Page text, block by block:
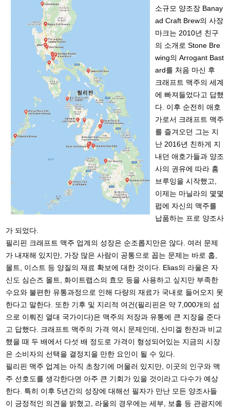
소규모 양조장 Banay
ad Craft Brew의 사장
마크는 2010년 친구
의 소개로 Stone Bre
wing의 Arrogant Bast
ard를 처음 마신 후
크래프트 맥주의 세계
에 빠져들었다고 답했
다. 이후 순전히 애호
가로서 크래프트 맥주
를 즐겨오던 그는 지
난 2016년 친하게 지
내던 애호가들과 양조
사의 권유에 따라 홈
브루잉을 시작했고,
이제는 마닐라의 몇몇
펍에 자신의 맥주를
납품하는 프로 양조사
가 되었다.
필리핀 크래프트 맥주 업계의 성장은 순조롭지만은 않다. 여러 문제
가 내재해 있지만, 가장 많은 사람이 공통으로 꼽는 문제는 바로 홉,
몰트, 이스트 등 양질의 재료 확보에 대한 것이다. Elias의 라울은 자
신도 심슨즈 몰트, 화이트랩스의 효모 등을 사용하고 싶지만 부족한
수요와 불편한 유통과정으로 인해 다량의 재료가 국내로 들어오지 못
한다고 말한다. 또한 기후 및 지리적 여건(필리핀은 약 7,000개의 섬
으로 이뤄진 열대 국가이다)은 맥주의 저장과 유통에 큰 지장을 준다
고 답했다. 크래프트 맥주의 가격 역시 문제인데, 산미겔 한잔과 비교
했을 때 두 배에서 다섯 배 정도로 가격이 형성되어있는 지금의 시장
은 소비자의 선택을 결정지을 만한 요인이 될 수 있다.
필리핀 맥주 업계는 아직 초창기에 머물러 있지만, 이곳의 인구와 맥
주 선호도를 생각한다면 아주 큰 기회가 있을 것이라고 다수가 예상
한다. 특히 이후 5년간의 성장에 대해선 필자가 만난 모든 양조사들
이 긍정적인 의견을 밝혔고, 라울의 경우에는 세부, 보홀 등 관광지에